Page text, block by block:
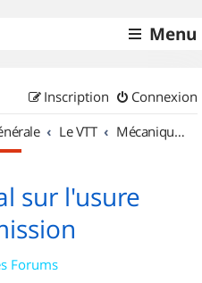
Menu
Connexion
Inscription
Le VTT Mécanique et Entretiens
sur l'usure
Forums